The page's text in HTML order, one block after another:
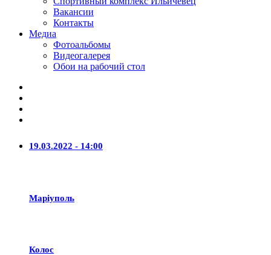
Вакансии
Контакты
Медиа
Фотоальбомы
Видеогалерея
Обои на рабочий стол
19.03.2022 - 14:00
Маріуполь
Колос